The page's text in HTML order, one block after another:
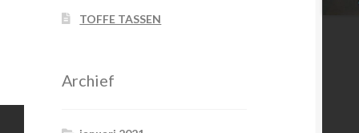
TOFFE TASSEN
Archief